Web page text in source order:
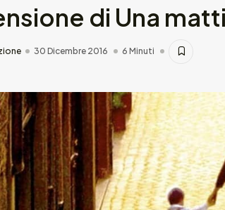
di Una
30 Dicembre 2016 6 Minuti